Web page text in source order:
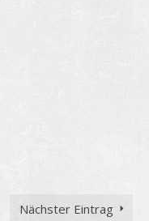
Nächster Eintrag